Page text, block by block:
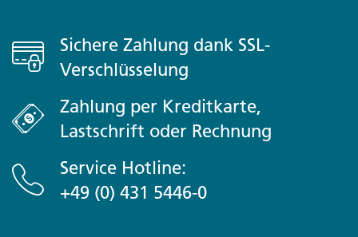
Sichere Zahlung dank SSL-
Verschlüsselung
Zahlung per Kreditkarte,
Lastschrift oder Rechnung
Service Hotline:
+49 (0) 431 5446-0